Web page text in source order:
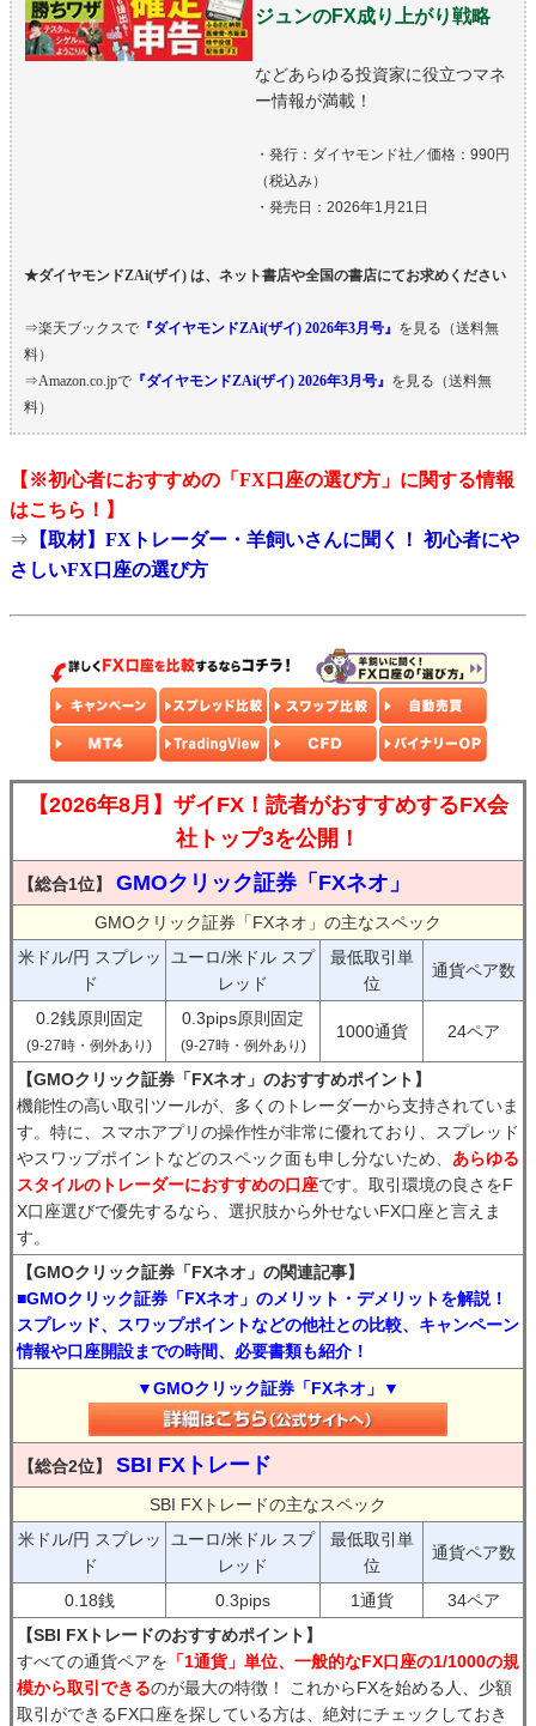
ジュンのFX成り上がり戦略
などあらゆる投資家に役立つマネ
ー情報が満載！
・発行：ダイヤモンド社／価格：990円
（税込み）
・発売日：2026年1月21日
★ダイヤモンドZAi(ザイ) は、ネット書店や全国の書店にてお求めください
⇒楽天ブックスで 『ダイヤモンドZAi(ザイ) 2026年3月号』 を見る（送料無
料）
⇒Amazon.co.jpで 『ダイヤモンドZAi(ザイ) 2026年3月号』 を見る（送料無
料）
【※初心者におすすめの 「FX口座の選び方」 に関する情報
はこちら！】
⇒ 【取材】FXトレーダー・羊飼いさんに聞く！ 初心者にや
さしいFX口座の選び方
【2026年8月】ザイFX！読者がおすすめするFX会
社トップ3を公開！
【総合1位】 GMOクリック証券「FXネオ」
GMOクリック証券「FXネオ」の主なスペック
米ドル/円 スプレッ
ド
ユーロ/米ドル スプ
レッド
最低取引単
位
通貨ペア数
0.2銭原則固定
(9-27時・例外あり)
0.3pips原則固定
(9-27時・例外あり)
1000通貨 24ペア
【GMOクリック証券「FXネオ」のおすすめポイント】
機能性の高い取引ツールが、多くのトレーダーから支持されていま
す。特に、スマホアプリの操作性が非常に優れており、スプレッド
やスワップポイントなどのスペック面も申し分ないため、 あらゆる
スタイルのトレーダーにおすすめの口座です。取引環境の良さをF
X口座選びで優先するなら、選択肢から外せないFX口座と言えま
す。
【GMOクリック証券「FXネオ」の関連記事】
■GMOクリック証券「FXネオ」のメリット・デメリットを解説！
スプレッド、スワップポイントなどの他社との比較、キャンペーン
情報や口座開設までの時間、必要書類も紹介！
▼GMOクリック証券「FXネオ」▼
【総合2位】 SBI FXトレード
SBI FXトレードの主なスペック
米ドル/円 スプレッ
ド
ユーロ/米ドル スプ
レッド
最低取引単
位
通貨ペア数
0.18銭 0.3pips 1通貨
34ペア
【SBI FXトレードのおすすめポイント】
すべての通貨ペアを 「1通貨」単位、一般的なFX口座の1/1000の規
模から取引できるのが最大の特徴！ これからFXを始める人、少額
取引ができるFX口座を探している方は、絶対にチェックしておき